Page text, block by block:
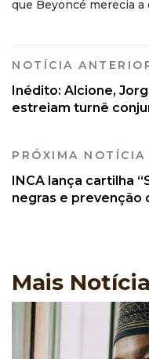
que Beyoncé merecia
NOTÍCIA
Inédito: Alcione,
estreiam turnê
PRÓXIMA NOTÍCIA
INCA lança cartilha
negras e prevenção
Mais